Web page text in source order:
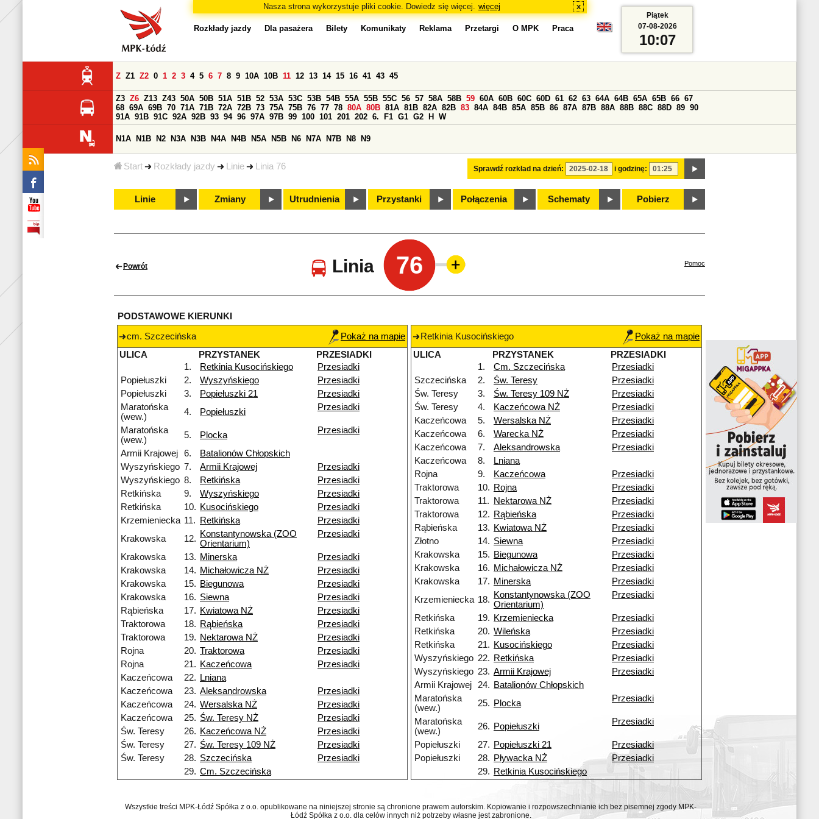
Nasza strona wykorzystuje pliki cookie. Dowiedz się więcej. więcej x
Start Rozkłady jazdy Linie Linia 76
Rozkłady jazdy Dla pasażera Bilety Komunikaty Reklama Przetargi O MPK Praca
Sprawdź rozkład na dzień: i godzinę:
Z Z1 Z2 0 1 2 3 4 5 6 7 8 9 10A 10B 11 12 13 14 15 16 41 43 45
Z3 Z6 Z13 Z43 50A 50B 51A 51B 52 53A 53C 53B 54B 55A 55B 55C 56 57 58A 58B 59 60A 60B 60C 60D 61 62 63 64A 64B 65A 65B 66 67
68 69A 69B 70 71A 71B 72A 72B 73 75A 75B 76 77 78 80A 80B 81A 81B 82A 82B 83 84A 84B 85A 85B 86 87A 87B 88A 88B 88C 88D 89 90
91A 91B 91C 92A 92B 93 94 96 97A 97B 99 100 101 201 202 6. F1 G1 G2 H W
N1A N1B N2 N3A N3B N4A N4B N5A N5B N6 N7A N7B N8 N9
Linie Zmiany Utrudnienia Przystanki Połączenia Schematy Pobierz
Piątek
07-08-2026
10:07
Powrót Linia 76 Pomoc
PODSTAWOWE KIERUNKI
cm. Szczecińska
Pokaż na mapie
ULICA
PRZYSTANEK
PRZESIADKI
1.
Retkinia Kusocińskiego
Przesiadki
Popiełuszki
2. Wyszyńskiego
Przesiadki
Popiełuszki
3. Popiełuszki 21
Przesiadki
Maratońska
(wew.)
4. Popiełuszki Przesiadki
Maratońska
(wew.)
5. Plocka Przesiadki
Armii Krajowej 6.
Batalionów Chłopskich
Wyszyńskiego 7. Armii Krajowej
Przesiadki
Wyszyńskiego 8. Retkińska
Przesiadki
Retkińska
9. Wyszyńskiego
Przesiadki
Retkińska
10. Kusocińskiego
Przesiadki
Krzemieniecka 11. Retkińska
Przesiadki
Krakowska
12. Konstantynowska (ZOO
Orientarium)
Przesiadki
Krakowska 13. Minerska
Przesiadki
Krakowska
14. Michałowicza NŻ
Przesiadki
Krakowska
15. Biegunowa
Przesiadki
Krakowska
16. Siewna
Przesiadki
Rąbieńska
17. Kwiatowa NŻ
Przesiadki
Traktorowa
18. Rąbieńska
Przesiadki
Traktorowa
19. Nektarowa NŻ
Przesiadki
Rojna
20. Traktorowa
Przesiadki
Rojna
21. Kaczeńcowa
Przesiadki
Kaczeńcowa
22.
Lniana
Kaczeńcowa
23. Aleksandrowska
Przesiadki
Kaczeńcowa
24. Wersalska NŻ
Przesiadki
Kaczeńcowa
25. Św. Teresy NŻ
Przesiadki
Św. Teresy
26. Kaczeńcowa NŻ
Przesiadki
Św. Teresy
27. Św. Teresy 109 NŻ
Przesiadki
Św. Teresy
28. Szczecińska
Przesiadki
29. Cm. Szczecińska
Retkinia Kusocińskiego
Pokaż na mapie
ULICA
PRZYSTANEK
PRZESIADKI
1.
Cm. Szczecińska
Przesiadki
Szczecińska
2. Św. Teresy
Przesiadki
Św. Teresy
3. Św. Teresy 109 NŻ
Przesiadki
Św. Teresy
4. Kaczeńcowa NŻ
Przesiadki
Kaczeńcowa
5. Wersalska NŻ
Przesiadki
Kaczeńcowa
6. Warecka NŻ
Przesiadki
Kaczeńcowa
7. Aleksandrowska
Przesiadki
Kaczeńcowa
8.
Lniana
Rojna
9. Kaczeńcowa
Przesiadki
Traktorowa
10. Rojna
Przesiadki
Traktorowa
11. Nektarowa NŻ
Przesiadki
Traktorowa
12. Rąbieńska
Przesiadki
Rąbieńska
13. Kwiatowa NŻ
Przesiadki
Złotno
14. Siewna
Przesiadki
Krakowska
15. Biegunowa
Przesiadki
Krakowska
16. Michałowicza NŻ
Przesiadki
Krakowska
17. Minerska
Przesiadki
Krzemieniecka 18. Konstantynowska (ZOO
Orientarium)
Przesiadki
Retkińska 19. Krzemieniecka
Przesiadki
Retkińska
20. Wileńska
Przesiadki
Retkińska
21. Kusocińskiego
Przesiadki
Wyszyńskiego 22. Retkińska
Przesiadki
Wyszyńskiego 23. Armii Krajowej
Przesiadki
Armii Krajowej
24. Batalionów Chłopskich
Maratońska
(wew.)
25. Plocka Przesiadki
Maratońska
(wew.)
26. Popiełuszki Przesiadki
Popiełuszki 27. Popiełuszki 21
Przesiadki
Popiełuszki
28. Pływacka NŻ
Przesiadki
29. Retkinia Kusocińskiego
Wszystkie treści MPK-Łódź Spółka z o.o. opublikowane na niniejszej stronie są chronione prawem autorskim. Kopiowanie i rozpowszechnianie ich bez pisemnej zgody MPK-
Łódź Spółka z o.o. dla celów innych niż potrzeby własne jest zabronione.